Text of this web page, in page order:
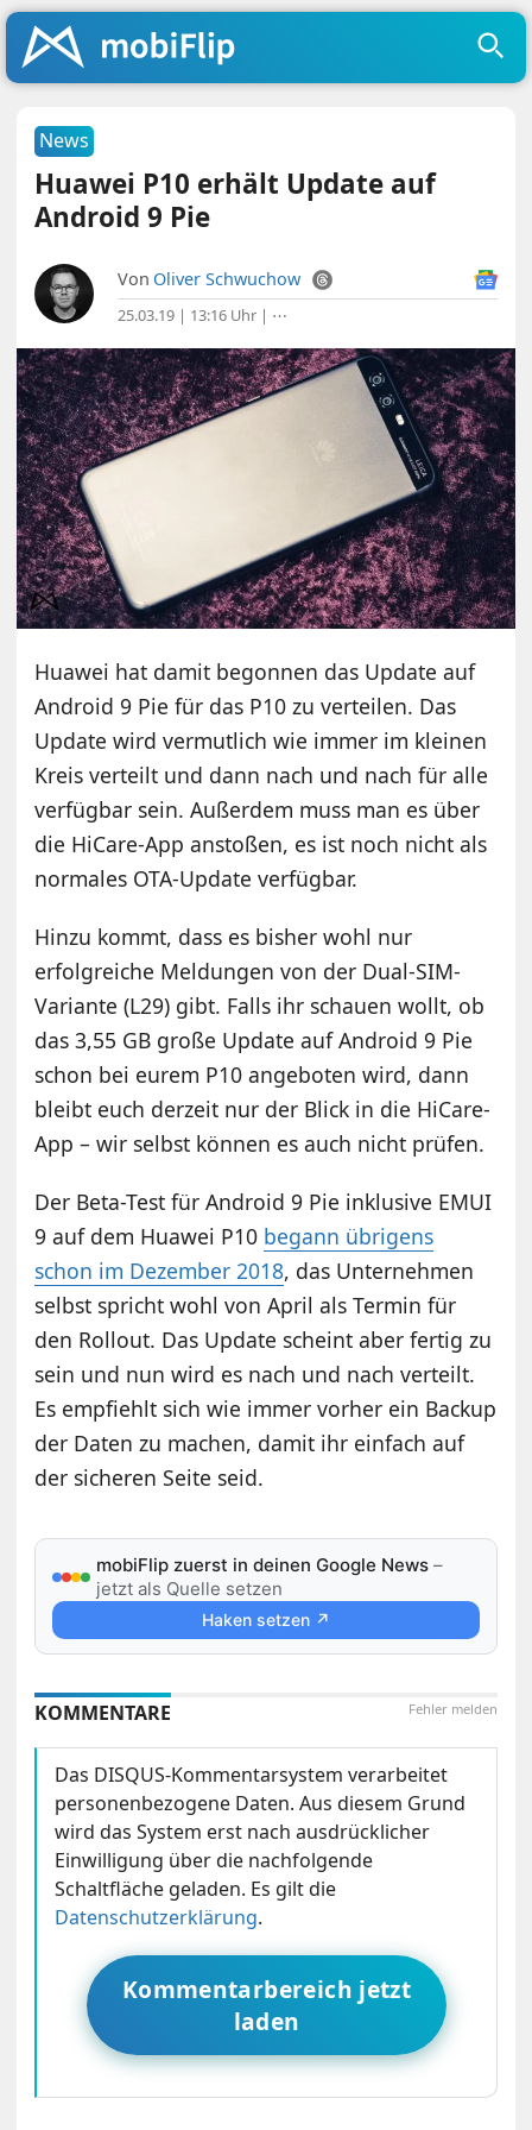
News
Huawei P10 erhält Update auf
Android 9 Pie
Von Oliver Schwuchow
25.03.19 | 13:16 Uhr | ⋯
Huawei hat damit begonnen das Update auf
Android 9 Pie für das P10 zu verteilen. Das
Update wird vermutlich wie immer im kleinen
Kreis verteilt und dann nach und nach für alle
verfügbar sein. Außerdem muss man es über
die HiCare-App anstoßen, es ist noch nicht als
normales OTA-Update verfügbar.
Hinzu kommt, dass es bisher wohl nur
erfolgreiche Meldungen von der Dual-SIM-
Variante (L29) gibt. Falls ihr schauen wollt, ob
das 3,55 GB große Update auf Android 9 Pie
schon bei eurem P10 angeboten wird, dann
bleibt euch derzeit nur der Blick in die HiCare-
App – wir selbst können es auch nicht prüfen.
Der Beta-Test für Android 9 Pie inklusive EMUI
9 auf dem Huawei P10 begann übrigens
schon im Dezember 2018, das Unternehmen
selbst spricht wohl von April als Termin für
den Rollout. Das Update scheint aber fertig zu
sein und nun wird es nach und nach verteilt.
Es empfiehlt sich wie immer vorher ein Backup
der Daten zu machen, damit ihr einfach auf
der sicheren Seite seid.
mobiFlip zuerst in deinen Google News –
jetzt als Quelle setzen
Haken setzen ↗
Fehler melden
KOMMENTARE
Das DISQUS-Kommentarsystem verarbeitet
personenbezogene Daten. Aus diesem Grund
wird das System erst nach ausdrücklicher
Einwilligung über die nachfolgende
Schaltfläche geladen. Es gilt die
Datenschutzerklärung.
Kommentarbereich jetzt
laden